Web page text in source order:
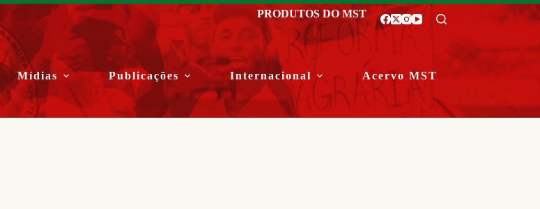
PRODUTOS DO MST
Mídias Publicações Internacional Acervo MST